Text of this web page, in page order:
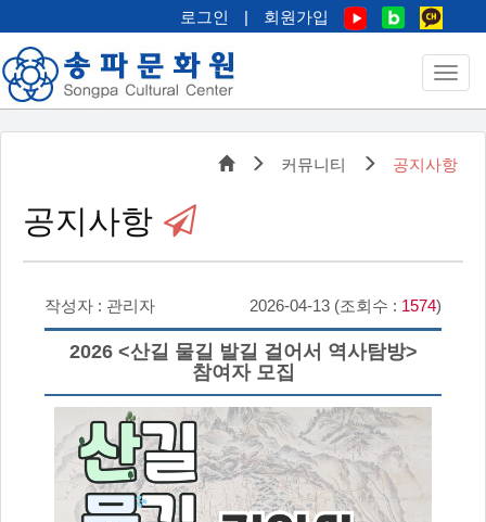
로그인 | 회원가입
커뮤니티 공지사항
공지사항
작성자 : 관리자 2026-04-13 (조회수 : 1574)
2026 <산길 물길 발길 걸어서 역사탐방>
참여자 모집